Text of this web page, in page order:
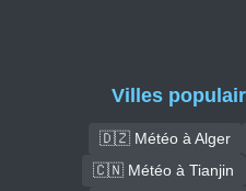
Villes
🇩🇿 Météo à Alger
🇨🇳 Météo à Tianjin